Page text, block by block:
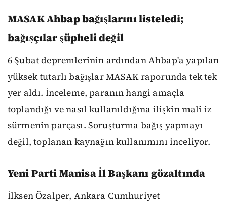
MASAK Ahbap bağışlarını listeledi;
bağışçılar şüpheli değil
6 Şubat depremlerinin ardından Ahbap'a yapılan
yüksek tutarlı bağışlar MASAK raporunda tek tek
yer aldı. İnceleme, paranın hangi amaçla
toplandığı ve nasıl kullanıldığına ilişkin mali iz
sürmenin parçası. Soruşturma bağış yapmayı
değil, toplanan kaynağın kullanımını inceliyor.
Yeni Parti Manisa İl Başkanı gözaltında
İlksen Özalper, Ankara Cumhuriyet